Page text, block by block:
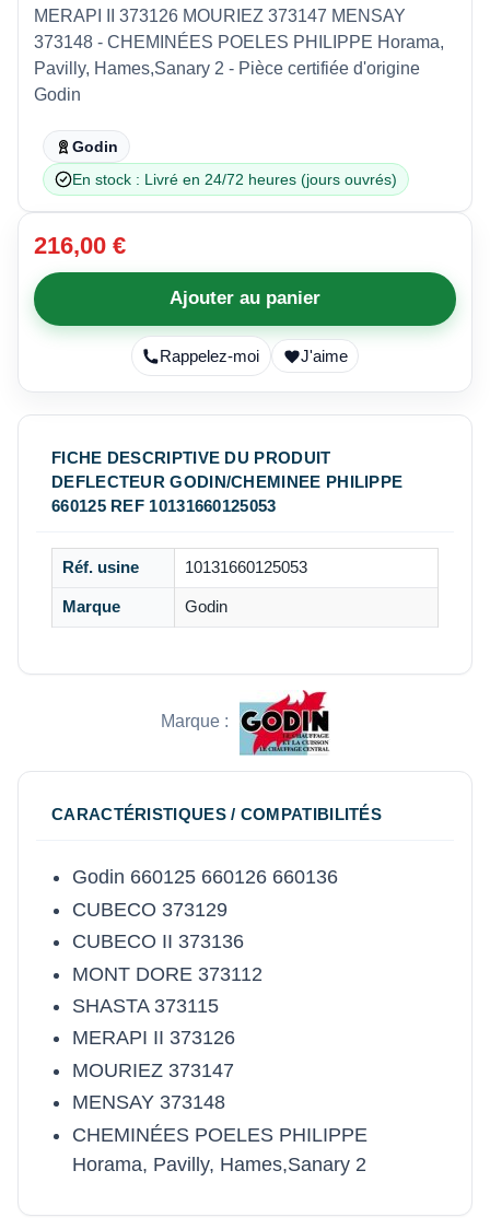
MERAPI II 373126 MOURIEZ 373147 MENSAY
373148 - CHEMINÉES POELES PHILIPPE Horama,
Pavilly, Hames,Sanary 2 - Pièce certifiée d'origine
Godin
Godin
En stock : Livré en 24/72 heures (jours ouvrés)
216,00 €
Ajouter au panier
Rappelez-moi J'aime
FICHE DESCRIPTIVE DU PRODUIT
DEFLECTEUR GODIN/CHEMINEE PHILIPPE
660125 REF 10131660125053
Réf. usine 10131660125053
Marque Godin
Marque :
CARACTÉRISTIQUES / COMPATIBILITÉS
Godin 660125 660126 660136
CUBECO 373129
CUBECO II 373136
MONT DORE 373112
SHASTA 373115
MERAPI II 373126
MOURIEZ 373147
MENSAY 373148
CHEMINÉES POELES PHILIPPE
Horama, Pavilly, Hames,Sanary 2